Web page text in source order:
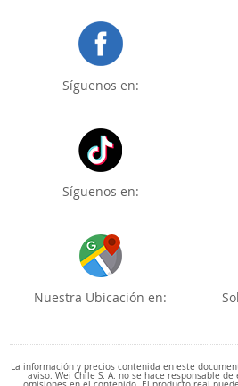
Síguenos en:
Síguenos en:
Nuestra Ubicación en:
La información y precios contenida en este
aviso. Wei Chile S. A. no se hace responsable